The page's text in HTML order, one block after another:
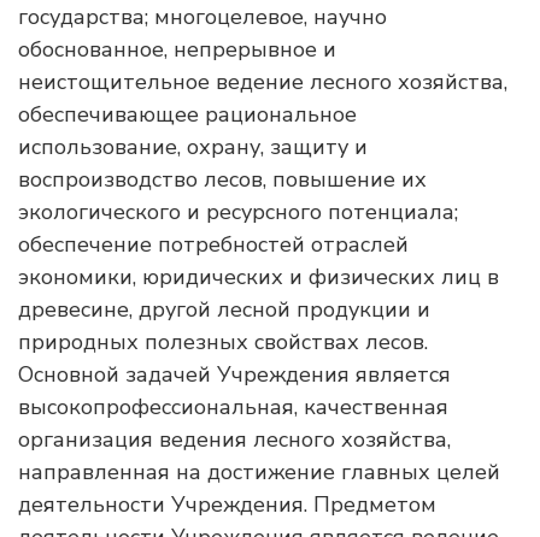
государства; многоцелевое, научно
обоснованное, непрерывное и
неистощительное ведение лесного хозяйства,
обеспечивающее рациональное
использование, охрану, защиту и
воспроизводство лесов, повышение их
экологического и ресурсного потенциала;
обеспечение потребностей отраслей
экономики, юридических и физических лиц в
древесине, другой лесной продукции и
природных полезных свойствах лесов.
Основной задачей Учреждения является
высокопрофессиональная, качественная
организация ведения лесного хозяйства,
направленная на достижение главных целей
деятельности Учреждения. Предметом